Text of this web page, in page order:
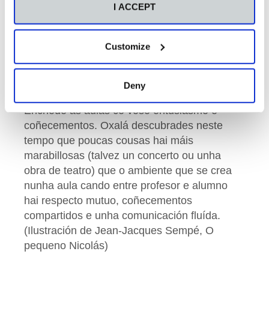
I ACCEPT
Customize
Deny
unha vocación, que hai que coñecela, amala
e servila con paixón. A todo o alumnado de 4º
que hoxe comeza un novo curso, esta vez
Enchede as aulas co voso entusiasmo e
coñecementos. Oxalá descubrades neste
tempo que poucas cousas hai máis
marabillosas (talvez un concerto ou unha
obra de teatro) que o ambiente que se crea
nunha aula cando entre profesor e alumno
hai respecto mutuo, coñecementos
compartidos e unha comunicación fluída.
(Ilustración de Jean-Jacques Sempé, O
pequeno Nicolás)